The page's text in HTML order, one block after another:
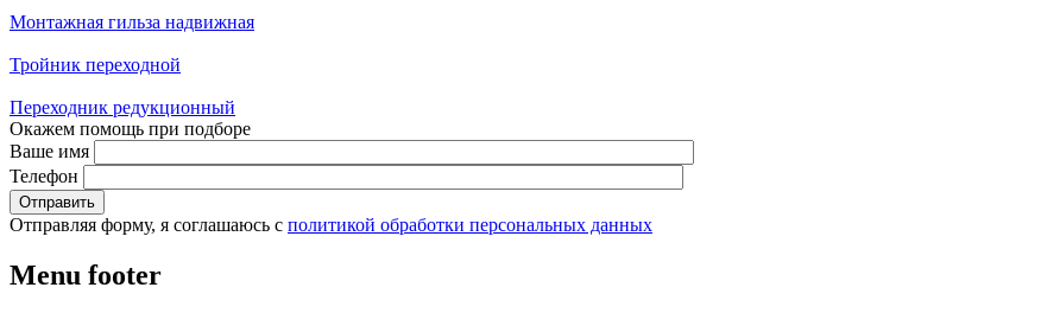
Монтажная гильза надвижная
Тройник переходной
Переходник редукционный
Окажем помощь при подборе
Ваше имя
Телефон
Отправляя форму, я соглашаюсь с политикой обработки персональных данных
Menu footer